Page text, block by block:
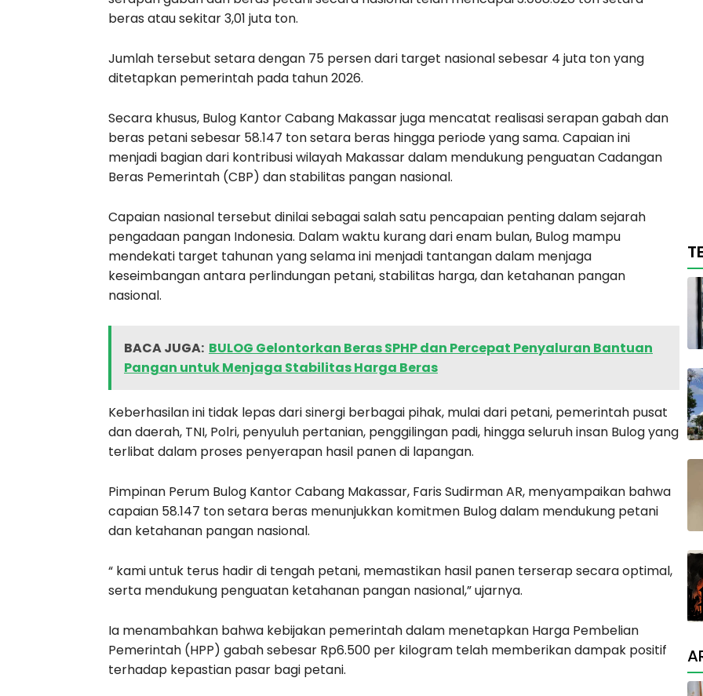
beras atau sekitar 3,01 juta ton.
Jumlah tersebut setara dengan 75 persen dari target nasional sebesar 4 juta ton yang
ditetapkan pemerintah pada tahun 2026.
Secara khusus, Bulog Kantor Cabang Makassar juga mencatat realisasi serapan gabah dan
beras petani sebesar 58.147 ton setara beras hingga periode yang sama. Capaian ini
menjadi bagian dari kontribusi wilayah Makassar dalam mendukung penguatan Cadangan
Beras Pemerintah (CBP) dan stabilitas pangan nasional.
Capaian nasional tersebut dinilai sebagai salah satu pencapaian penting dalam sejarah
pengadaan pangan Indonesia. Dalam waktu kurang dari enam bulan, Bulog mampu
mendekati target tahunan yang selama ini menjadi tantangan dalam menjaga
keseimbangan antara perlindungan petani, stabilitas harga, dan ketahanan pangan
nasional.
BACA JUGA: BULOG Gelontorkan Beras SPHP dan Percepat Penyaluran Bantuan
Pangan untuk Menjaga Stabilitas Harga Beras
Keberhasilan ini tidak lepas dari sinergi berbagai pihak, mulai dari petani, pemerintah pusat
dan daerah, TNI, Polri, penyuluh pertanian, penggilingan padi, hingga seluruh insan Bulog yang
terlibat dalam proses penyerapan hasil panen di lapangan.
Pimpinan Perum Bulog Kantor Cabang Makassar, Faris Sudirman AR, menyampaikan bahwa
capaian 58.147 ton setara beras menunjukkan komitmen Bulog dalam mendukung petani
dan ketahanan pangan nasional.
“ kami untuk terus hadir di tengah petani, memastikan hasil panen terserap secara optimal,
serta mendukung penguatan ketahanan pangan nasional,” ujarnya.
Ia menambahkan bahwa kebijakan pemerintah dalam menetapkan Harga Pembelian
Pemerintah (HPP) gabah sebesar Rp6.500 per kilogram telah memberikan dampak positif
terhadap kepastian pasar bagi petani.